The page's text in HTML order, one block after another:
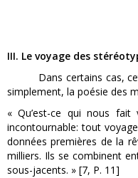
III. Le voyage des
Dans certains cas, cette
simplement, la poésie des
« Qu’est-ce qui nous fait
incontournable: tout
données premières de la
milliers. Ils se combinent
sous-jacents. » [7, P. 11]